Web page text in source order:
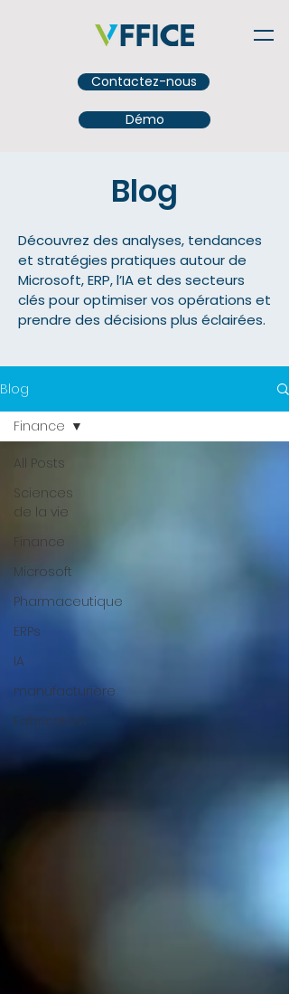
Contactez-nous
Démo
Blog
Découvrez des analyses, tendances
et stratégies pratiques autour de
Microsoft, ERP, l’IA et des secteurs
clés pour optimiser vos opérations et
prendre des décisions plus éclairées.
Blog
All Posts
Sciences
de la vie
Finance
Microsoft
Pharmaceutique
ERPs
IA
manufacturière
Fabrication
Finance